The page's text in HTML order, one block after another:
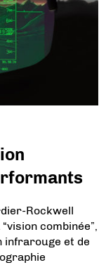
Rockwell
combinée”,
infrarouge et de